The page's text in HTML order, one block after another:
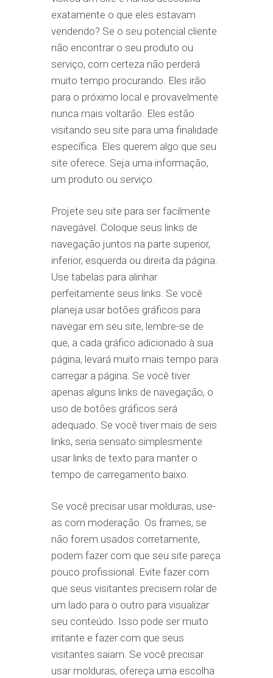
exatamente o que eles estavam
vendendo? Se o seu potencial cliente
não encontrar o seu produto ou
serviço, com certeza não perderá
muito tempo procurando. Eles irão
para o próximo local e provavelmente
nunca mais voltarão. Eles estão
visitando seu site para uma finalidade
específica. Eles querem algo que seu
site oferece. Seja uma informação,
um produto ou serviço.
Projete seu site para ser facilmente
navegável. Coloque seus links de
navegação juntos na parte superior,
inferior, esquerda ou direita da página.
Use tabelas para alinhar
perfeitamente seus links. Se você
planeja usar botões gráficos para
navegar em seu site, lembre-se de
que, a cada gráfico adicionado à sua
página, levará muito mais tempo para
carregar a página. Se você tiver
apenas alguns links de navegação, o
uso de botões gráficos será
adequado. Se você tiver mais de seis
links, seria sensato simplesmente
usar links de texto para manter o
tempo de carregamento baixo.
Se você precisar usar molduras, use-
as com moderação. Os frames, se
não forem usados ​​corretamente,
podem fazer com que seu site pareça
pouco profissional. Evite fazer com
que seus visitantes precisem rolar de
um lado para o outro para visualizar
seu conteúdo. Isso pode ser muito
irritante e fazer com que seus
visitantes saiam. Se você precisar
usar molduras, ofereça uma escolha